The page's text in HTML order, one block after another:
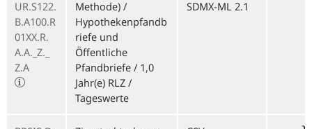
UR.S122.
B.A100.R
01XX.R.
A.A._Z._
Z.A
Methode) /
Hypothekenpfandb
riefe und
Öffentliche
Pfandbriefe / 1,0
Jahr(e) RLZ /
Tageswerte
SDMX-ML 2.1